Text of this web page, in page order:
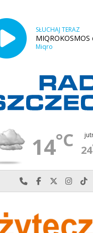
SŁUCHAJ TERAZ
Miqro
14°C 24
Najlepiej po prostu
Odwiedź nas
Odwiedź